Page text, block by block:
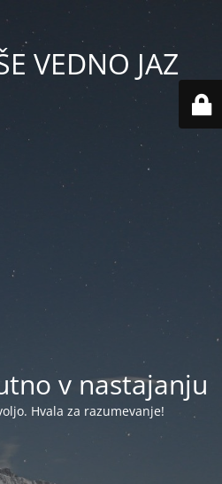
VEDNO JAZ
v nastajanju
Hvala za razumevanje!